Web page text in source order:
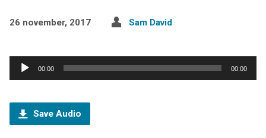
26 november, 2017 Sam David
Ljudspelare
00:00 00:00
Save Audio